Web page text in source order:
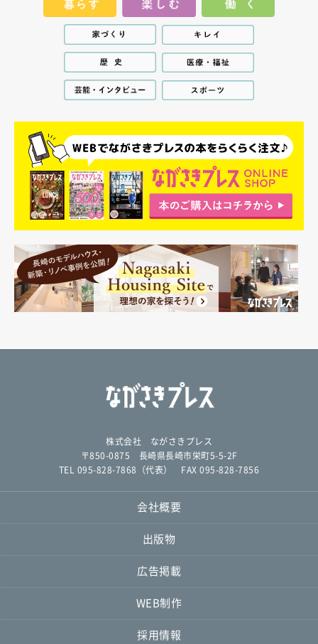
株式会社 ながさきプレス
〒850-0875 長崎県長崎市栄町5-5-2F
TEL 095-828-7868（代表） FAX 095-828-7856
会社概要
出版物
広告掲載
WEB制作
採用情報